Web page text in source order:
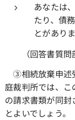
あなたは
たり、債
とがあり
（回答書質問
③相続放棄申述
庭裁判所では、こ
の請求書類が同封
とよいでしょう。